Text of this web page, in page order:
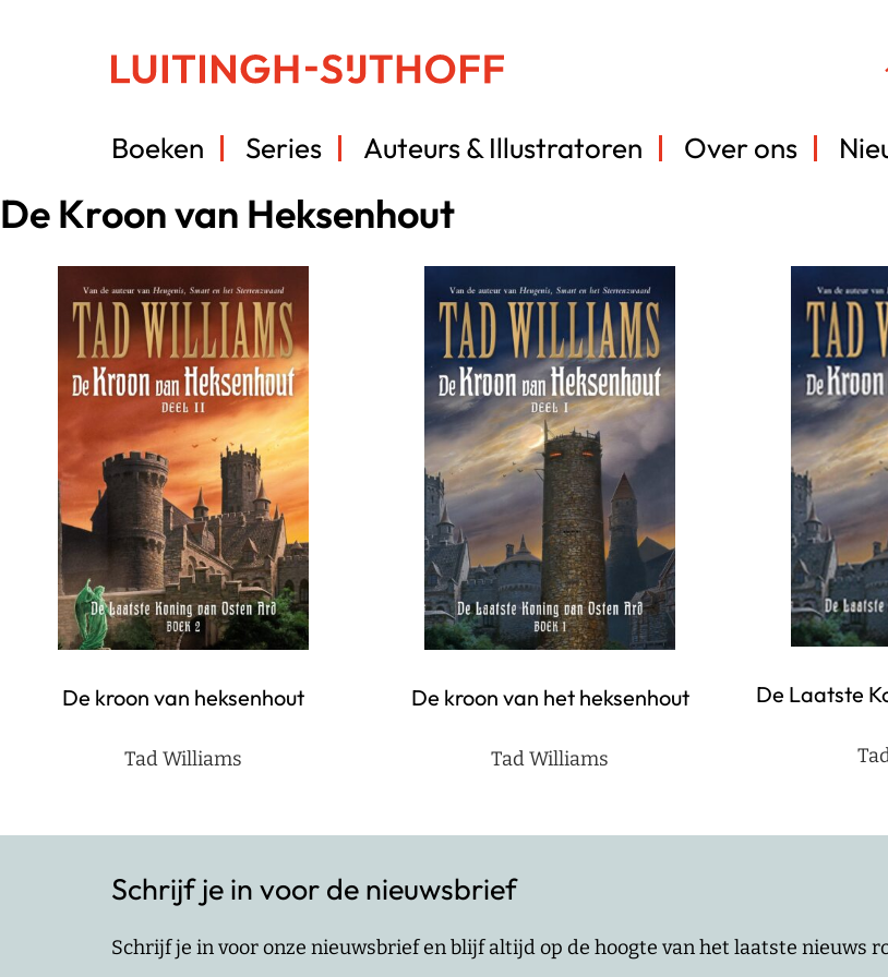
Boeken Series Auteurs & Illustratoren Over ons
De Kroon van Heksenhout
De kroon van heksenhout
Tad Williams
De kroon van het heksenhout
Tad Williams
De Laatste
Schrijf je in voor de nieuwsbrief
Schrijf je in voor onze nieuwsbrief en blijf altijd op de hoogte van het laatste nieuws